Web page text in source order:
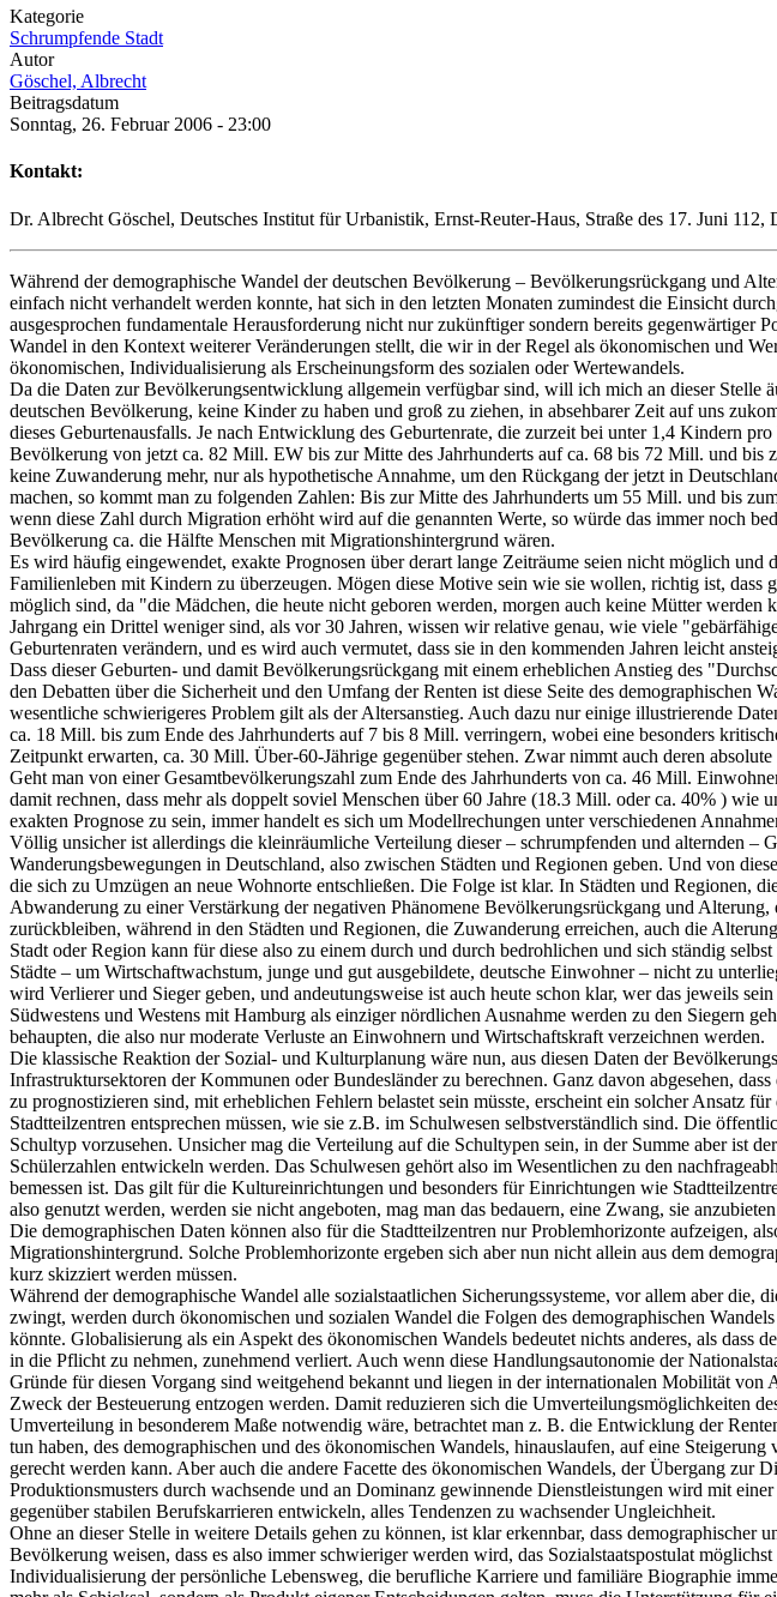
Kategorie
Schrumpfende Stadt
Autor
Göschel, Albrecht
Beitragsdatum
Sonntag, 26. Februar 2006 - 23:00
Kontakt:
Dr. Albrecht Göschel, Deutsches Institut für Urbanistik, Ernst-Reuter-Haus, Straße des 17. Juni
Während der demographische Wandel der deutschen Bevölkerung – Bevölkerungsrückgang und
einfach nicht verhandelt werden konnte, hat sich in den letzten Monaten zumindest die Einsicht
ausgesprochen fundamentale Herausforderung nicht nur zukünftiger sondern bereits
Wandel in den Kontext weiterer Veränderungen stellt, die wir in der Regel als ökonomischen und
ökonomischen, Individualisierung als Erscheinungsform des sozialen oder Wertewandels.
Da die Daten zur Bevölkerungsentwicklung allgemein verfügbar sind, will ich mich an dieser
deutschen Bevölkerung, keine Kinder zu haben und groß zu ziehen, in absehbarer Zeit auf uns
dieses Geburtenausfalls. Je nach Entwicklung des Geburtenrate, die zurzeit bei unter 1,4 Kindern
Bevölkerung von jetzt ca. 82 Mill. EW bis zur Mitte des Jahrhunderts auf ca. 68 bis 72 Mill. und
keine Zuwanderung mehr, nur als hypothetische Annahme, um den Rückgang der jetzt in
machen, so kommt man zu folgenden Zahlen: Bis zur Mitte des Jahrhunderts um 55 Mill. und bis
wenn diese Zahl durch Migration erhöht wird auf die genannten Werte, so würde das immer noch
Bevölkerung ca. die Hälfte Menschen mit Migrationshintergrund wären.
Es wird häufig eingewendet, exakte Prognosen über derart lange Zeiträume seien nicht möglich
Familienleben mit Kindern zu überzeugen. Mögen diese Motive sein wie sie wollen, richtig ist, dass
möglich sind, da "die Mädchen, die heute nicht geboren werden, morgen auch keine Mütter
Jahrgang ein Drittel weniger sind, als vor 30 Jahren, wissen wir relative genau, wie viele
Geburtenraten verändern, und es wird auch vermutet, dass sie in den kommenden Jahren leicht
Dass dieser Geburten- und damit Bevölkerungsrückgang mit einem erheblichen Anstieg des
den Debatten über die Sicherheit und den Umfang der Renten ist diese Seite des
wesentliche schwierigeres Problem gilt als der Altersanstieg. Auch dazu nur einige illustrierende
ca. 18 Mill. bis zum Ende des Jahrhunderts auf 7 bis 8 Mill. verringern, wobei eine besonders
Zeitpunkt erwarten, ca. 30 Mill. Über-60-Jährige gegenüber stehen. Zwar nimmt auch deren
Geht man von einer Gesamtbevölkerungszahl zum Ende des Jahrhunderts von ca. 46 Mill.
damit rechnen, dass mehr als doppelt soviel Menschen über 60 Jahre (18.3 Mill. oder ca. 40% )
exakten Prognose zu sein, immer handelt es sich um Modellrechungen unter verschiedenen
Völlig unsicher ist allerdings die kleinräumliche Verteilung dieser – schrumpfenden und alternden
Wanderungsbewegungen in Deutschland, also zwischen Städten und Regionen geben. Und von
die sich zu Umzügen an neue Wohnorte entschließen. Die Folge ist klar. In Städten und Regionen,
Abwanderung zu einer Verstärkung der negativen Phänomene Bevölkerungsrückgang und
zurückbleiben, während in den Städten und Regionen, die Zuwanderung erreichen, auch die
Stadt oder Region kann für diese also zu einem durch und durch bedrohlichen und sich ständig
Städte – um Wirtschaftwachstum, junge und gut ausgebildete, deutsche Einwohner – nicht zu
wird Verlierer und Sieger geben, und andeutungsweise ist auch heute schon klar, wer das jeweils
Südwestens und Westens mit Hamburg als einziger nördlichen Ausnahme werden zu den Siegern
behaupten, die also nur moderate Verluste an Einwohnern und Wirtschaftskraft verzeichnen werden.
Die klassische Reaktion der Sozial- und Kulturplanung wäre nun, aus diesen Daten der
Infrastruktursektoren der Kommunen oder Bundesländer zu berechnen. Ganz davon abgesehen,
zu prognostizieren sind, mit erheblichen Fehlern belastet sein müsste, erscheint ein solcher Ansatz
Stadtteilzentren entsprechen müssen, wie sie z.B. im Schulwesen selbstverständlich sind. Die
Schultyp vorzusehen. Unsicher mag die Verteilung auf die Schultypen sein, in der Summe aber ist
Schülerzahlen entwickeln werden. Das Schulwesen gehört also im Wesentlichen zu den
bemessen ist. Das gilt für die Kultureinrichtungen und besonders für Einrichtungen wie
also genutzt werden, werden sie nicht angeboten, mag man das bedauern, eine Zwang, sie
Die demographischen Daten können also für die Stadtteilzentren nur Problemhorizonte aufzeigen,
Migrationshintergrund. Solche Problemhorizonte ergeben sich aber nun nicht allein aus dem
kurz skizziert werden müssen.
Während der demographische Wandel alle sozialstaatlichen Sicherungssysteme, vor allem aber
zwingt, werden durch ökonomischen und sozialen Wandel die Folgen des demographischen
könnte. Globalisierung als ein Aspekt des ökonomischen Wandels bedeutet nichts anderes, als
in die Pflicht zu nehmen, zunehmend verliert. Auch wenn diese Handlungsautonomie der
Gründe für diesen Vorgang sind weitgehend bekannt und liegen in der internationalen Mobilität
Zweck der Besteuerung entzogen werden. Damit reduzieren sich die Umverteilungsmöglichkeiten
Umverteilung in besonderem Maße notwendig wäre, betrachtet man z. B. die Entwicklung der
tun haben, des demographischen und des ökonomischen Wandels, hinauslaufen, auf eine
gerecht werden kann. Aber auch die andere Facette des ökonomischen Wandels, der Übergang
Produktionsmusters durch wachsende und an Dominanz gewinnende Dienstleistungen wird mit
gegenüber stabilen Berufskarrieren entwickeln, alles Tendenzen zu wachsender Ungleichheit.
Ohne an dieser Stelle in weitere Details gehen zu können, ist klar erkennbar, dass
Bevölkerung weisen, dass es also immer schwieriger werden wird, das Sozialstaatspostulat
Individualisierung der persönliche Lebensweg, die berufliche Karriere und familiäre Biographie